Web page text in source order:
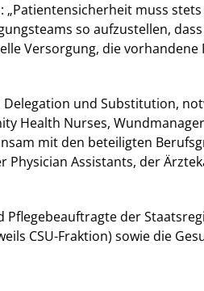
muss
so aufzustellen,
Versorgung, die
und Substitution,
Health Nurses,
mit den beteiligten
Physician Assistants, der
der
CSU-Fraktion) sowie die